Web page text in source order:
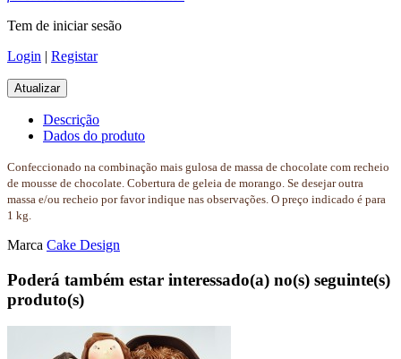
Tem de iniciar sesão
Login | Registar
Descrição
Dados do produto
Confeccionado na combinação mais gulosa de massa de chocolate com recheio
de mousse de chocolate. Cobertura de geleia de morango. Se desejar outra
massa e/ou recheio por favor indique nas observações. O preço indicado é para
1 kg.
Marca Cake Design
Poderá também estar interessado(a) no(s) seguinte(s)
produto(s)